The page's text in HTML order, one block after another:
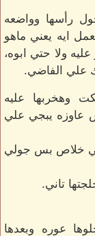
رأسها وواضعه
ايه يعني ماهو
ولا حتي ابوه،
علي الفاضي.
وهخربها عليه
عاوزه يبجي علي
خلاص بس جولي
تاني.
عوره وبعدها